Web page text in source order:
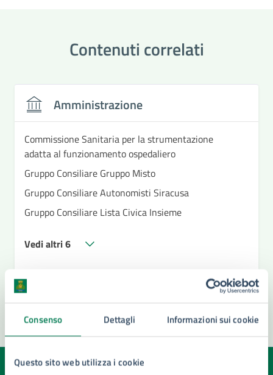
Consenso Dettagli Informazioni sui cookie
Questo sito web utilizza i cookie
Contenuti correlati
Amministrazione
Commissione Sanitaria per la strumentazione
adatta al funzionamento ospedaliero
Gruppo Consiliare Gruppo Misto
Gruppo Consiliare Autonomisti Siracusa
Gruppo Consiliare Lista Civica Insieme
Vedi altri 6